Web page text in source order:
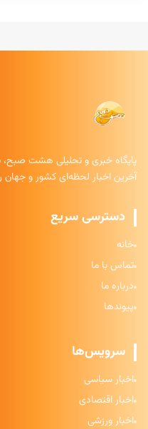
پایگاه خبری و تحلیلی هشت
آخرین اخبار لحظه‌ای کشور و جهان
دسترسی سریع
خانه
تماس با ما
درباره ما
پیوندها
سرویس‌ها
اخبار سیاسی
اخبار اقتصادی
اخبار ورزشی